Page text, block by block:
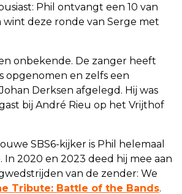
Phil ontvangt een 10 van
deze ronde van Serge met
onbekende. De zanger heeft
opgenomen en zelfs een
Derksen afgelegd. Hij was
bij André Rieu op het Vrijthof
SBS6-kijker is Phil helemaal
2020 en 2023 deed hij mee aan
van de zender: We
Tribute: Battle of the Bands.